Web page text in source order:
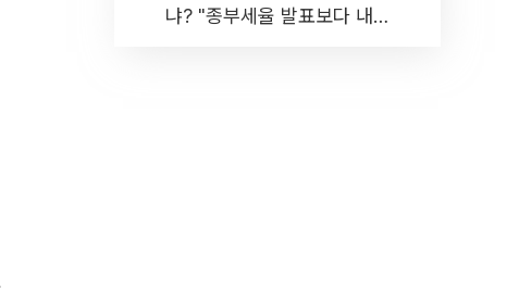
냐? "종부세율 발표보다 내릴